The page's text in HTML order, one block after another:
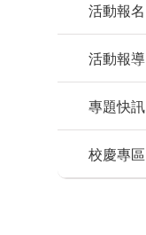
活動報名
活動報導
專題快訊
校慶專區